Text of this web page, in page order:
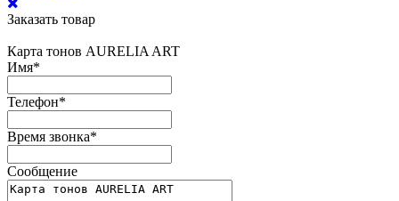
Заказать товар
Карта тонов AURELIA ART
Имя*
Телефон*
Время звонка*
Сообщение